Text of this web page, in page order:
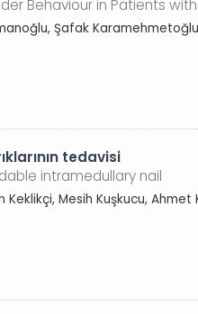
Behaviour in Patients
Şafak
tedavisi
intramedullary nail
Mesih Kuşkucu, Ahmet